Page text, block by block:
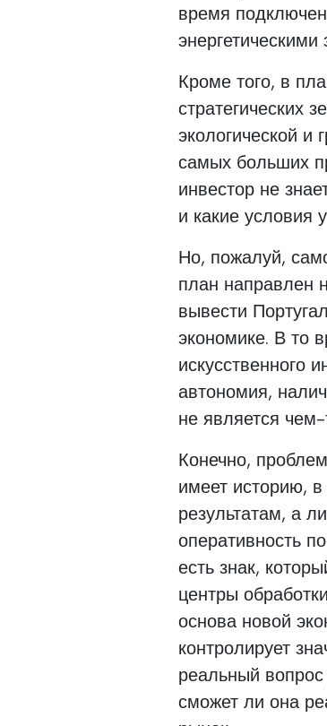
время
энергетическими
Кроме того, в
стратегических
экологической и
самых больших
инвестор не
и какие условия
Но, пожалуй,
план направлен
вывести
экономике. В то
искусственного
автономия,
не является
Конечно,
имеет историю, в
результатам, а
оперативность
есть знак,
центры
основа новой
контролирует
реальный
сможет ли она